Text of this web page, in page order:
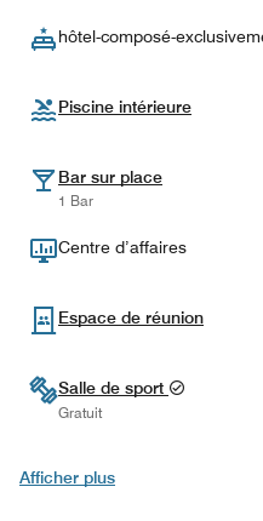
hôtel-composé-
Piscine intérieure
Bar sur place
1 Bar
Centre d’affaires
Espace de réunion
Salle de sport
Gratuit
Afficher plus